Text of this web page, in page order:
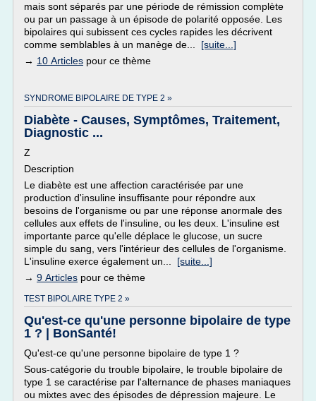
mais sont séparés par une période de rémission complète
ou par un passage à un épisode de polarité opposée. Les
bipolaires qui subissent ces cycles rapides les décrivent
comme semblables à un manège de... [suite...]
→ 10 Articles pour ce thème
SYNDROME BIPOLAIRE DE TYPE 2 »
Diabète - Causes, Symptômes, Traitement,
Diagnostic ...
Z
Description
Le diabète est une affection caractérisée par une
production d'insuline insuffisante pour répondre aux
besoins de l'organisme ou par une réponse anormale des
cellules aux effets de l'insuline, ou les deux. L'insuline est
importante parce qu'elle déplace le glucose, un sucre
simple du sang, vers l'intérieur des cellules de l'organisme.
L'insuline exerce également un... [suite...]
→ 9 Articles pour ce thème
TEST BIPOLAIRE TYPE 2 »
Qu'est-ce qu'une personne bipolaire de type
1 ? | BonSanté!
Qu'est-ce qu'une personne bipolaire de type 1 ?
Sous-catégorie du trouble bipolaire, le trouble bipolaire de
type 1 se caractérise par l'alternance de phases maniaques
ou mixtes avec des épisodes de dépression majeure. Le